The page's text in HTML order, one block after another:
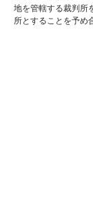
地を管轄する裁判所
所とすることを予め